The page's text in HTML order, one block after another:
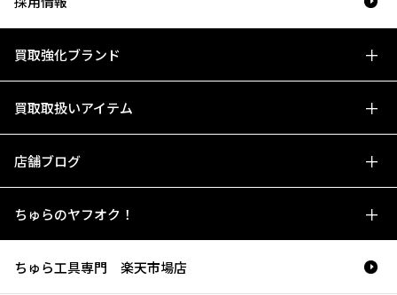
買取強化ブランド
買取取扱いアイテム
店舗ブログ
ちゅらのヤフオク！
ちゅら工具専門 楽天市場店